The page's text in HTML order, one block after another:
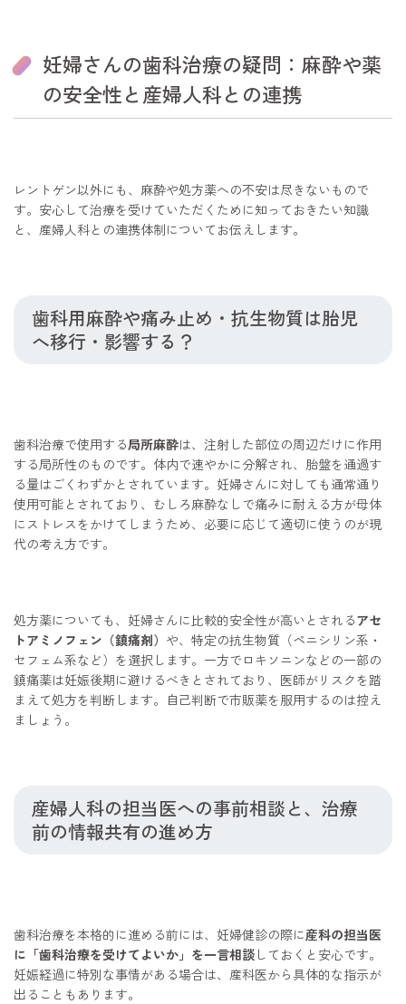
妊婦さんの歯科治療の疑問：麻酔や薬
の安全性と産婦人科との連携
レントゲン以外にも、麻酔や処方薬への不安は尽きないもので
す。安心して治療を受けていただくために知っておきたい知識
と、産婦人科との連携体制についてお伝えします。
歯科用麻酔や痛み止め・抗生物質は胎児
へ移行・影響する？
歯科治療で使用する局所麻酔は、注射した部位の周辺だけに作用
する局所性のものです。体内で速やかに分解され、胎盤を通過す
る量はごくわずかとされています。妊婦さんに対しても通常通り
使用可能とされており、むしろ麻酔なしで痛みに耐える方が母体
にストレスをかけてしまうため、必要に応じて適切に使うのが現
代の考え方です。
処方薬についても、妊婦さんに比較的安全性が高いとされるアセ
トアミノフェン（鎮痛剤） や、特定の抗生物質（ペニシリン系・
セフェム系など）を選択します。一方でロキソニンなどの一部の
鎮痛薬は妊娠後期に避けるべきとされており、医師がリスクを踏
まえて処方を判断します。自己判断で市販薬を服用するのは控え
ましょう。
産婦人科の担当医への事前相談と、治療
前の情報共有の進め方
歯科治療を本格的に進める前には、妊婦健診の際に産科の担当医
に「歯科治療を受けてよいか」を一言相談 しておくと安心です。
妊娠経過に特別な事情がある場合は、産科医から具体的な指示が
出ることもあります。